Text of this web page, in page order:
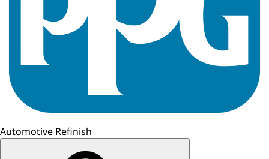
Automotive Refinish